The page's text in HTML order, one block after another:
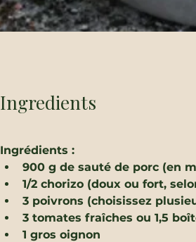
Ingredients
Ingrédients :
900 g de sauté de porc (en
1/2 chorizo (doux ou fort,
3 poivrons (choisissez
3 tomates fraîches ou 1,5
1 gros oignon